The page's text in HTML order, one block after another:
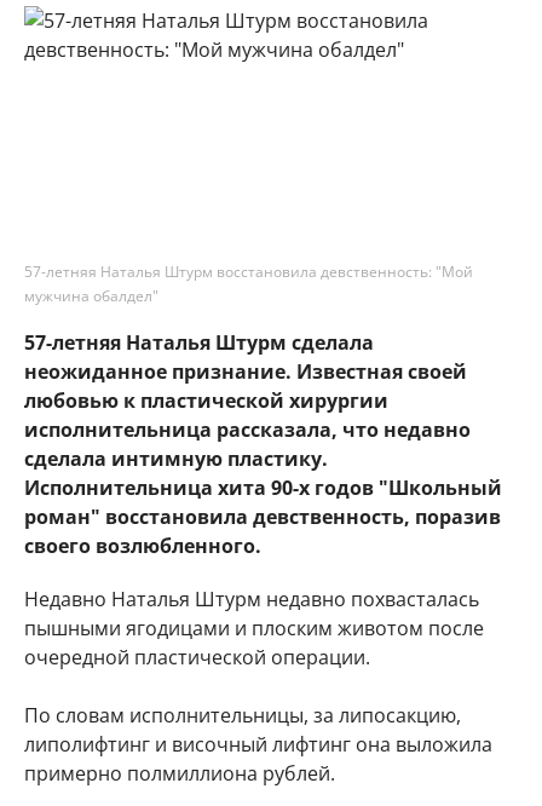
57-летняя Наталья Штурм восстановила девственность: "Мой
мужчина обалдел"
57-летняя Наталья Штурм сделала
неожиданное признание. Известная своей
любовью к пластической хирургии
исполнительница рассказала, что недавно
сделала интимную пластику.
Исполнительница хита 90-х годов "Школьный
роман" восстановила девственность, поразив
своего возлюбленного.
Недавно Наталья Штурм недавно похвасталась
пышными ягодицами и плоским животом после
очередной пластической операции.
По словам исполнительницы, за липосакцию,
липолифтинг и височный лифтинг она выложила
примерно полмиллиона рублей.